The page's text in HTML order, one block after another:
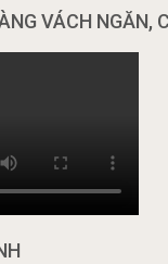
VÁCH NGĂN,